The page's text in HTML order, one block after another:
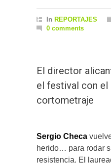
In REPORTAJES
0 comments
El director
el festival con el
cortometraje
Sergio Checa
herido… para rodar
resistencia. El